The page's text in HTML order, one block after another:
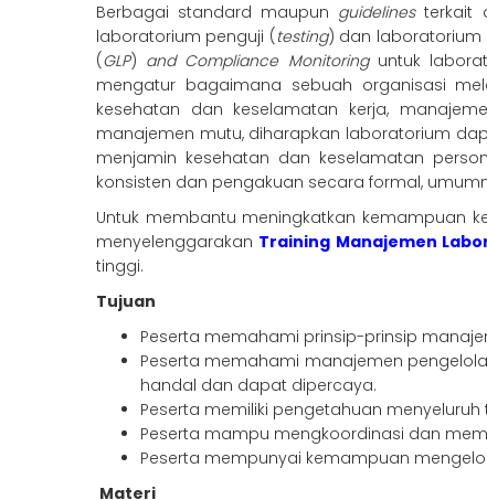
Berbagai standard maupun guidelinesterkait
laboratorium penguji (testing) dan laboratorium
(GLP) and Compliance Monitoring untuk
mengatur bagaimana sebuah organisasi
kesehatan dan keselamatan kerja,
manajemen mutu, diharapkan laboratorium
menjamin kesehatan dan keselamatan
konsisten dan pengakuan secara formal,
Untuk membantu meningkatkan kemampuan
menyelenggarakan Training Manajemen
tinggi.
Tujuan
Peserta memahami prinsip-prinsip
Peserta memahami manajemen
handal dan dapat dipercaya.
Peserta memiliki pengetahuan
Peserta mampu mengkoordinasi dan
Peserta mempunyai kemampuan
Materi